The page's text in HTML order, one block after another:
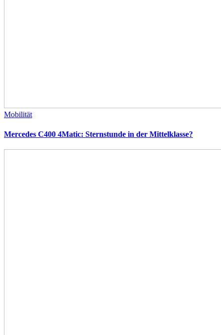
Mobilität
Mercedes C400 4Matic: Sternstunde in der Mittelklasse?